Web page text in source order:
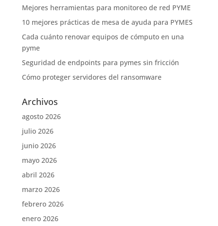
Mejores herramientas para monitoreo de red PYME
10 mejores prácticas de mesa de ayuda para PYMES
Cada cuánto renovar equipos de cómputo en una
pyme
Seguridad de endpoints para pymes sin fricción
Cómo proteger servidores del ransomware
Archivos
agosto 2026
julio 2026
junio 2026
mayo 2026
abril 2026
marzo 2026
febrero 2026
enero 2026